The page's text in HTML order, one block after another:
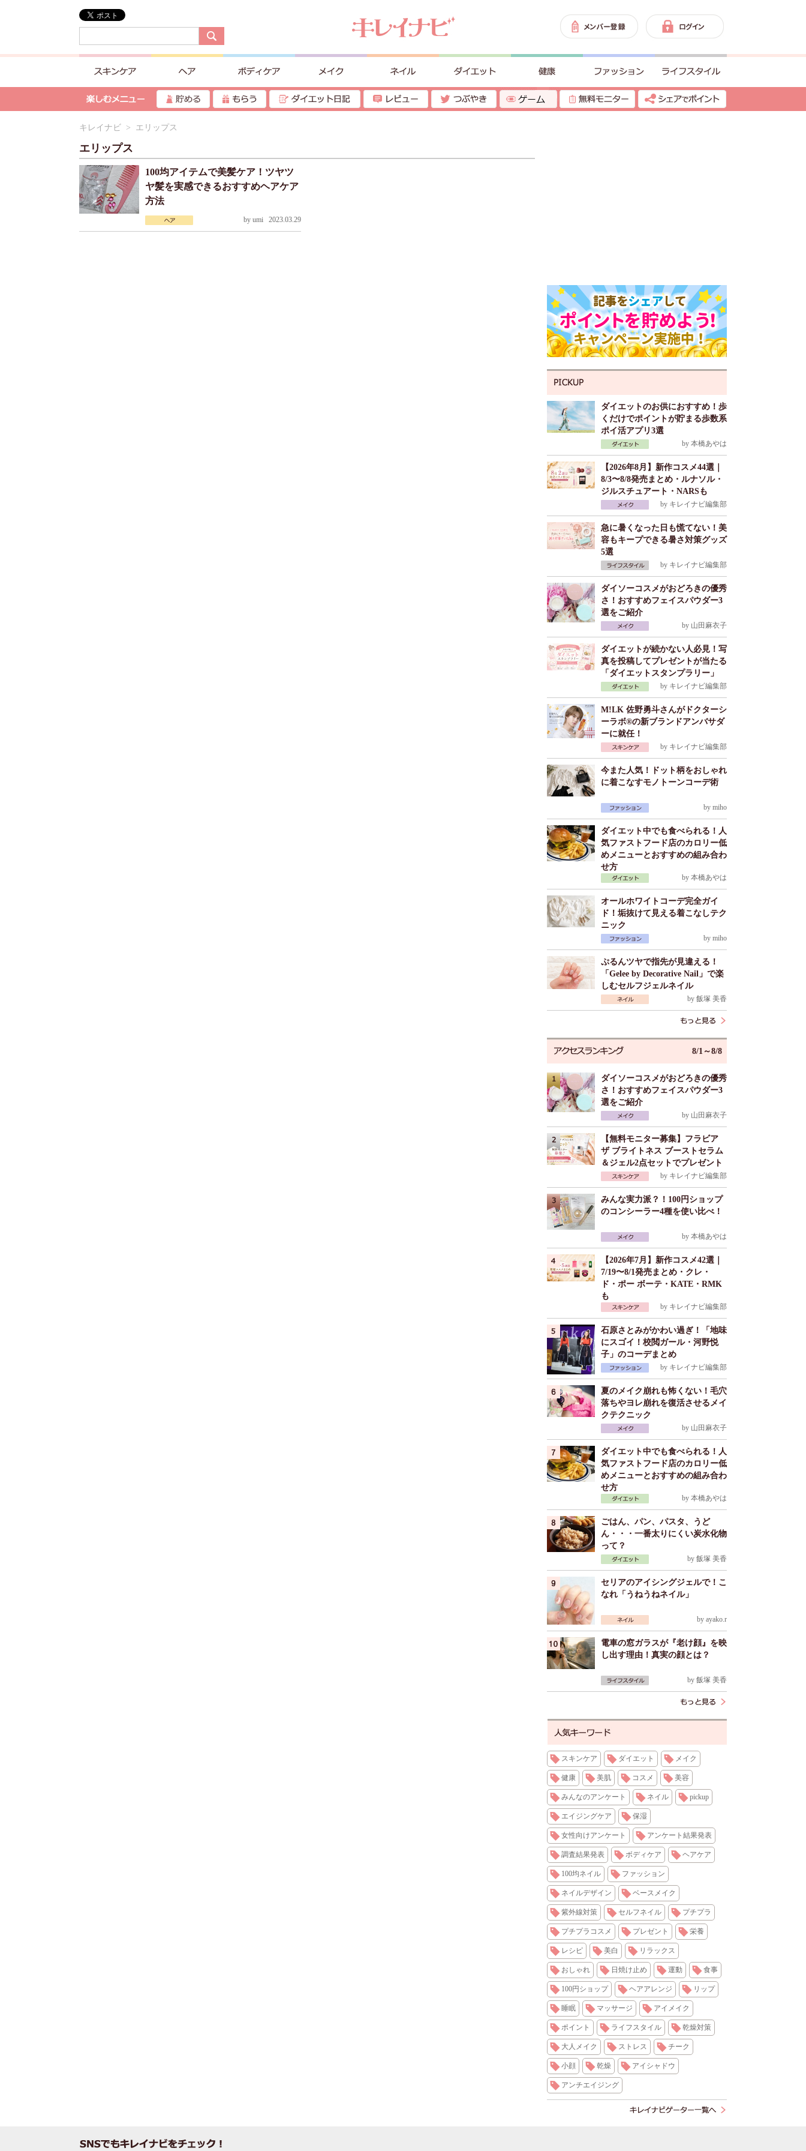
キレイナビ > エリップス
エリップス
100均アイテムで美髪ケア！ツヤツ
ヤ髪を実感できるおすすめヘアケア
方法
by umi 2023.03.29
ダイエットのお供におすすめ！歩
くだけでポイントが貯まる歩数系
ポイ活アプリ3選
by 本橋あやは
【2026年8月】新作コスメ44選｜
8/3〜8/8発売まとめ・ルナソル・
ジルスチュアート・NARSも
by キレイナビ編集部
急に暑くなった日も慌てない！美
容もキープできる暑さ対策グッズ
5選
by キレイナビ編集部
ダイソーコスメがおどろきの優秀
さ！おすすめフェイスパウダー3
選をご紹介
by 山田麻衣子
ダイエットが続かない人必見！写
真を投稿してプレゼントが当たる
「ダイエットスタンプラリー」
by キレイナビ編集部
M!LK 佐野勇斗さんがドクターシ
ーラボ®の新ブランドアンバサダ
ーに就任！
by キレイナビ編集部
今また人気！ドット柄をおしゃれ
に着こなすモノトーンコーデ術
by miho
ダイエット中でも食べられる！人
気ファストフード店のカロリー低
めメニューとおすすめの組み合わ
せ方
by 本橋あやは
オールホワイトコーデ完全ガイ
ド！垢抜けて見える着こなしテク
ニック
by miho
ぷるんツヤで指先が見違える！
「Gelee by Decorative Nail」で楽
しむセルフジェルネイル
by 飯塚 美香
8/1～8/8
ダイソーコスメがおどろきの優秀
さ！おすすめフェイスパウダー3
選をご紹介
by 山田麻衣子
【無料モニター募集】フラビア
ザ ブライトネス ブーストセラム
＆ジェル2点セットでプレゼント
by キレイナビ編集部
みんな実力派？！100円ショップ
のコンシーラー4種を使い比べ！
by 本橋あやは
【2026年7月】新作コスメ42選｜
7/19〜8/1発売まとめ・クレ・
ド・ポー ボーテ・KATE・RMK
も
by キレイナビ編集部
石原さとみがかわい過ぎ！「地味
にスゴイ！校閲ガール・河野悦
子」のコーデまとめ
by キレイナビ編集部
夏のメイク崩れも怖くない！毛穴
落ちやヨレ崩れを復活させるメイ
クテクニック
by 山田麻衣子
ダイエット中でも食べられる！人
気ファストフード店のカロリー低
めメニューとおすすめの組み合わ
せ方
by 本橋あやは
ごはん、パン、パスタ、うど
ん・・・一番太りにくい炭水化物
って？
by 飯塚 美香
セリアのアイシングジェルで！こ
なれ「うねうねネイル」
by ayako.r
電車の窓ガラスが『老け顔』を映
し出す理由！真実の顔とは？
by 飯塚 美香
スキンケア ダイエット メイク
健康 美肌 コスメ 美容
みんなのアンケート ネイル pickup
エイジングケア 保湿
女性向けアンケート アンケート結果発表
調査結果発表 ボディケア ヘアケア
100均ネイル ファッション
ネイルデザイン ベースメイク
紫外線対策 セルフネイル プチプラ
プチプラコスメ プレゼント 栄養
レシピ 美白 リラックス
おしゃれ 日焼け止め 運動 食事
100円ショップ ヘアアレンジ リップ
睡眠 マッサージ アイメイク
ポイント ライフスタイル 乾燥対策
大人メイク ストレス チーク
小顔 乾燥 アイシャドウ
アンチエイジング